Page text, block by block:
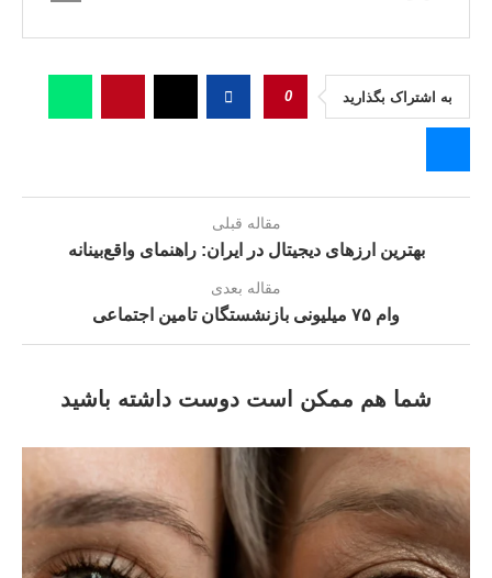
به اشتراک بگذارید 0
مقاله قبلی
بهترین ارزهای دیجیتال در ایران: راهنمای واقع‌بینانه
مقاله بعدی
وام ۷۵ میلیونی بازنشستگان تامین اجتماعی
شما هم ممکن است دوست داشته باشید